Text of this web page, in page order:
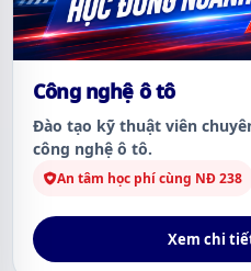
Công nghệ ô tô
Đào tạo kỹ thuật viên
công nghệ ô tô.
An tâm học phí cùng NĐ 238
Xem chi